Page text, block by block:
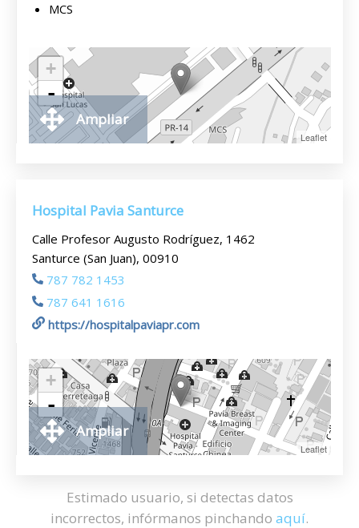
MCS
+
-
Leaflet
Ampliar
Hospital Pavia Santurce
Calle Profesor Augusto Rodríguez, 1462
Santurce (San Juan), 00910
787 782 1453
787 641 1616
https://hospitalpaviapr.com
+
-
Leaflet
Ampliar
Estimado usuario, si detectas datos
incorrectos, infórmanos pinchando aquí.